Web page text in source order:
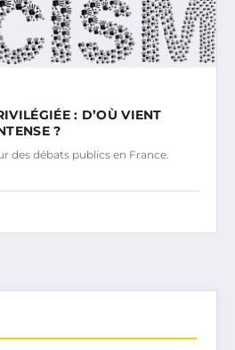
: D’OÙ VIENT
?
des débats publics en France.